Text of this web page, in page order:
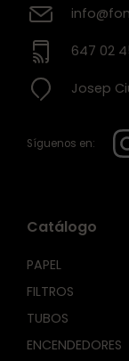
647 02
Josep
Síguenos en:
Catálogo
PAPEL
FILTROS
TUBOS
ENCENDEDORES